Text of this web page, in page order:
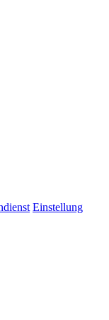
Einstellung